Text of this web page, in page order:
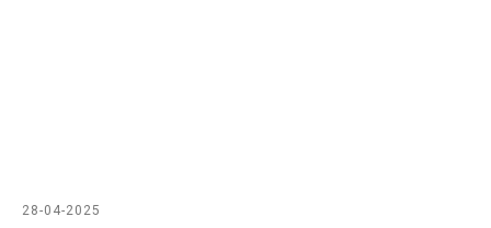
28-04-2025